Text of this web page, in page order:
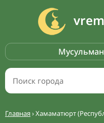
Главная›Хамаматюрт